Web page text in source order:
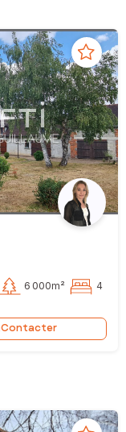
6 000m² 4
Contacter